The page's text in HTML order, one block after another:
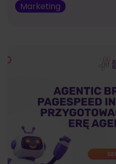
Marketing